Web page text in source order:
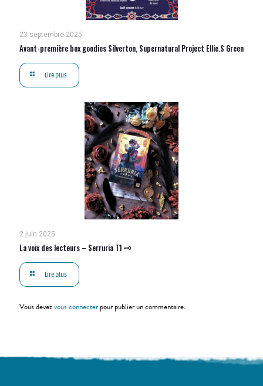
23 septembre 2025
Avant-première box goodies Silverton, Supernatural Project Ellie.S Green
Lire plus
2 juin 2025
La voix des lecteurs – Serruria T1 🗝
Lire plus
Vous devezvous connecterpour publier un commentaire.